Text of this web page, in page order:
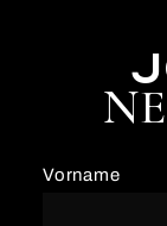
Vorname